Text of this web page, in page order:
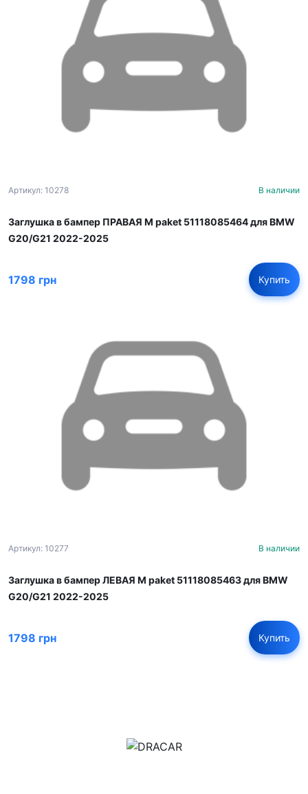
Артикул: 10278 В наличии
Заглушка в бампер ПРАВАЯ M paket 51118085464 для BMW
G20/G21 2022-2025
1798 грн Купить
Артикул: 10277 В наличии
Заглушка в бампер ЛЕВАЯ M paket 51118085463 для BMW
G20/G21 2022-2025
1798 грн Купить